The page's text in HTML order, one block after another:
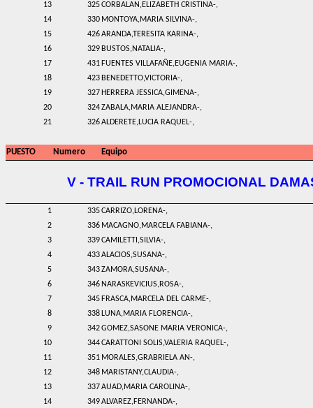
13
325CORBALAN,ELIZABETH CRISTINA-,
14
330 MONTOYA,MARIA SILVINA-,
15
426ARANDA,TERESITA KARINA-,
16
329 BUSTOS,NATALIA-,
17
431 FUENTES VILLAFAÑE,EUGENIA MARIA-,
18
423 BENEDETTO,VICTORIA-,
19
327 HERRERA JESSICA,GIMENA-,
20
324ZABALA,MARIA ALEJANDRA-,
21
326ALDERETE,LUCIA RAQUEL-,
PUESTO Numero Equipo
V - TRAIL RUN PROMOCIONAL
1 335CARRIZO,LORENA-,
2
336 MACAGNO,MARCELA FABIANA-,
3
339CAMILETTI,SILVIA-,
4
433ALACIOS,SUSANA-,
5
343ZAMORA,SUSANA-,
6
346 NARASKEVICIUS,ROSA-,
7
345 FRASCA,MARCELA DEL CARME-,
8
338 LUNA,MARIA FLORENCIA-,
9
342GOMEZ,SASONE MARIA VERONICA-,
10
344CARATTONI SOLIS,VALERIA RAQUEL-,
11
351 MORALES,GRABRIELA AN-,
12
348 MARISTANY,CLAUDIA-,
13
337AUAD,MARIA CAROLINA-,
14
349ALVAREZ,FERNANDA-,